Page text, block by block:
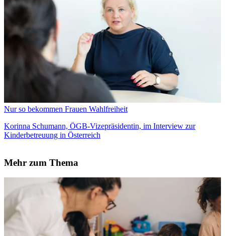
Nur so bekommen Frauen Wahlfreiheit
Korinna Schumann, ÖGB-Vizepräsidentin, im Interview zur
Kinderbetreuung in Österreich
Mehr zum Thema